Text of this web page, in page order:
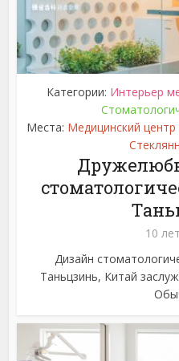
Категории: Интерьер
Места: Медицинский центр
10
Дизайн
Таньцзинь, Китай